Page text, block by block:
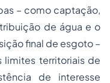
– como captação,
de água e o
final de esgoto –
limites territoriais de
de interesse